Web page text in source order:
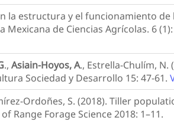
la estructura y el funcionamiento de
de Ciencias Agrícolas. 6
., Asiain-Hoyos, A., Estrella-Chulím, N.
Sociedad y Desarrollo 15: 47-61.
Ordoñes, S. (2018). Tiller
Forage Science 2018: 1–11.